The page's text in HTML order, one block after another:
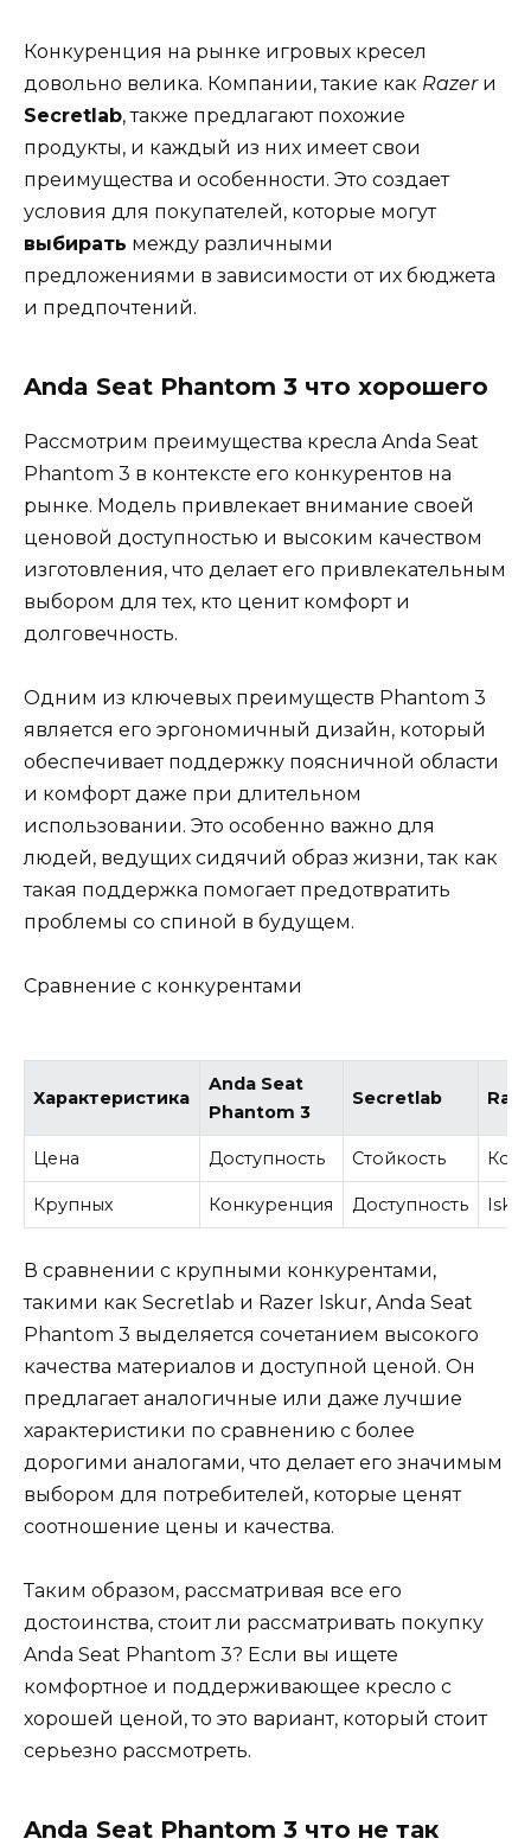
Конкуренция на рынке игровых кресел
довольно велика. Компании, такие как Razerи
Secretlab, также предлагают похожие
продукты, и каждый из них имеет свои
преимущества и особенности. Это создает
условия для покупателей, которые могут
выбирать между различными
предложениями в зависимости от их бюджета
и предпочтений.
Anda Seat Phantom 3 что хорошего
Рассмотрим преимущества кресла Anda Seat
Phantom 3 в контексте его конкурентов на
рынке. Модель привлекает внимание своей
ценовой доступностью и высоким качеством
изготовления, что делает его привлекательным
выбором для тех, кто ценит комфорт и
долговечность.
Одним из ключевых преимуществ Phantom 3
является его эргономичный дизайн, который
обеспечивает поддержку поясничной области
и комфорт даже при длительном
использовании. Это особенно важно для
людей, ведущих сидячий образ жизни, так как
такая поддержка помогает предотвратить
проблемы со спиной в будущем.
Сравнение с конкурентами
Характеристика
Anda Seat
Phantom 3
Secretlab
Цена Доступность Стойкость
Крупных Конкуренция Доступность Iskur
В сравнении с крупными конкурентами,
такими как Secretlab и Razer Iskur, Anda Seat
Phantom 3 выделяется сочетанием высокого
качества материалов и доступной ценой. Он
предлагает аналогичные или даже лучшие
характеристики по сравнению с более
дорогими аналогами, что делает его значимым
выбором для потребителей, которые ценят
соотношение цены и качества.
Таким образом, рассматривая все его
достоинства, стоит ли рассматривать покупку
Anda Seat Phantom 3? Если вы ищете
комфортное и поддерживающее кресло с
хорошей ценой, то это вариант, который стоит
серьезно рассмотреть.
Anda Seat Phantom 3 что не так